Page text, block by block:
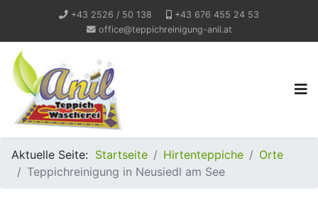
+43 2526 / 50 138
+43 676 455 24 53
office@teppichreinigung-anil.at
Aktuelle Seite: Startseite Hirtenteppiche
Orte
Teppichreinigung in Neusiedl am See